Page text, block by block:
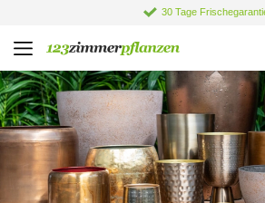
30 Tage